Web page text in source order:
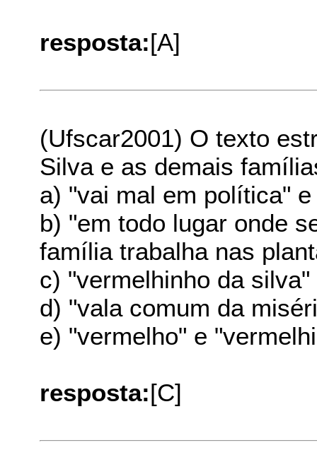
resposta:[A]
(Ufscar2001) O texto
Silva e as demais
a) "vai mal em política"
b) "em todo lugar onde
família trabalha nas
c) "vermelhinho da
d) "vala comum da
e) "vermelho" e
resposta:[C]